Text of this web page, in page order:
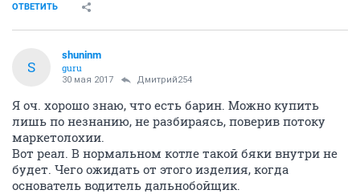
ОТВЕТИТЬ
S
shuninm
guru
30 мая 2017 Дмитрий254
Я оч. хорошо знаю, что есть барин. Можно купить
лишь по незнанию, не разбираясь, поверив потоку
маркетолохии.
Вот реал. В нормальном котле такой бяки внутри не
будет. Чего ожидать от этого изделия, когда
основатель водитель дальнобойщик.